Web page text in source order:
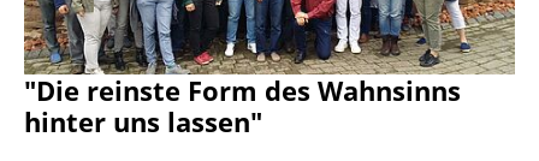
"Die reinste Form des Wahnsinns
hinter uns lassen"